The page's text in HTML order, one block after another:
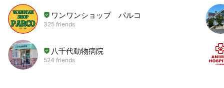
ワンワンショップ パルコ
325 friends
八千代動物病院
524 friends